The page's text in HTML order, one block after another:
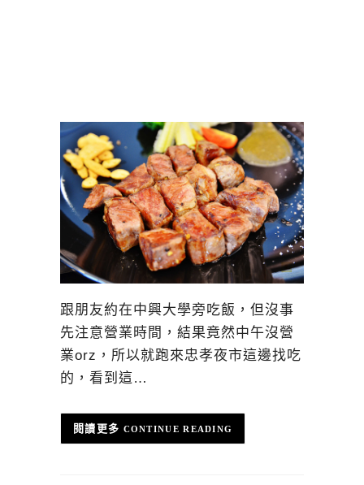
跟朋友約在中興大學旁吃飯，但沒事
先注意營業時間，結果竟然中午沒營
業orz，所以就跑來忠孝夜市這邊找吃
的，看到這…
CONTINUE READING